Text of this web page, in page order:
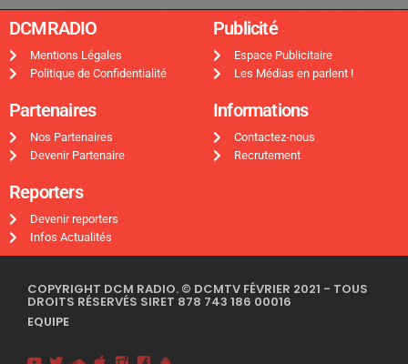
DCMRADIO​
Mentions Légales
Politique de Confidentialité
Publicité ​
Espace Publicitaire
Les Médias en parlent !
Partenaires
Nos Partenaires
Devenir Partenaire
Informations
Contactez-nous
Recrutement
Reporters
Devenir reporters
Infos Actualités
COPYRIGHT DCM RADIO. © DCMTV FÉVRIER 2021 - TOUS
DROITS RÉSERVÉS SIRET 878 743 186 00016
EQUIPE